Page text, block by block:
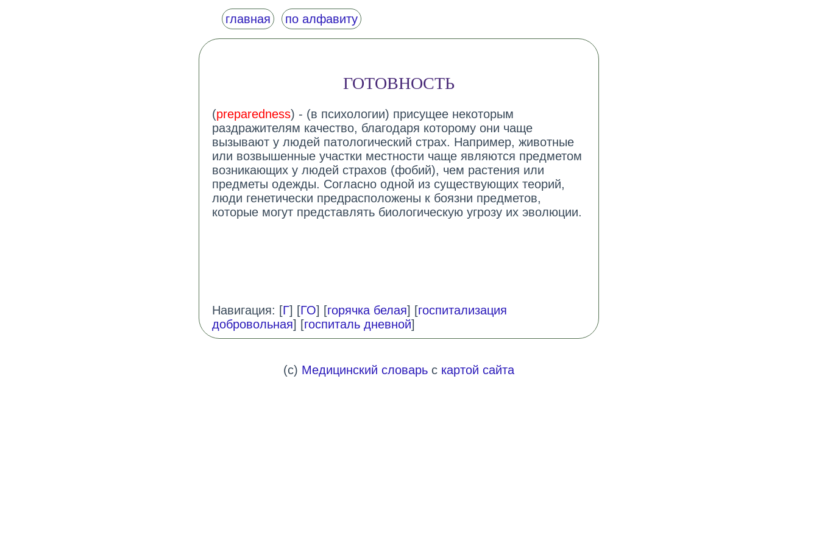
главная по алфавиту
ГОТОВНОСТЬ
(preparedness) - (в психологии) присущее некоторым
раздражителям качество, благодаря которому они чаще
вызывают у людей патологический страх. Например, животные
или возвышенные участки местности чаще являются предметом
возникающих у людей страхов (фобий), чем растения или
предметы одежды. Согласно одной из существующих теорий,
люди генетически предрасположены к боязни предметов,
которые могут представлять биологическую угрозу их эволюции.
Навигация: [Г] [ГО] [горячка белая] [госпитализация
добровольная] [госпиталь дневной]
(c) Медицинский словарьс картой сайта